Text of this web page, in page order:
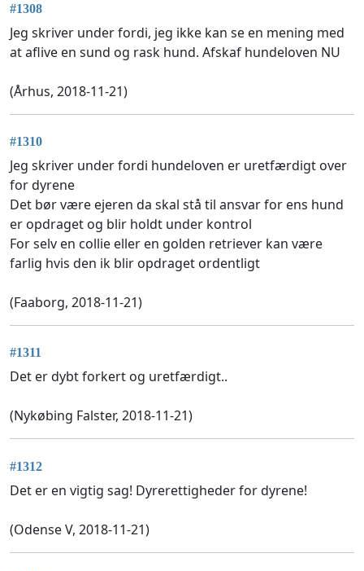
#1308
Jeg skriver under fordi, jeg ikke kan se en mening med
at aflive en sund og rask hund. Afskaf hundeloven NU
(Århus, 2018-11-21)
#1310
Jeg skriver under fordi hundeloven er uretfærdigt over
for dyrene
Det bør være ejeren da skal stå til ansvar for ens hund
er opdraget og blir holdt under kontrol
For selv en collie eller en golden retriever kan være
farlig hvis den ik blir opdraget ordentligt
(Faaborg, 2018-11-21)
#1311
Det er dybt forkert og uretfærdigt..
(Nykøbing Falster, 2018-11-21)
#1312
Det er en vigtig sag! Dyrerettigheder for dyrene!
(Odense V, 2018-11-21)